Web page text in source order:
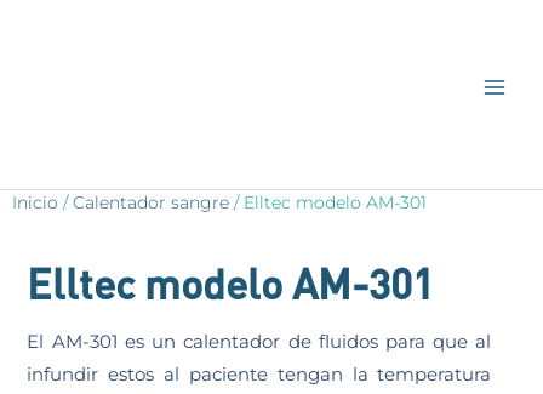
Inicio /Calentador sangre / Elltec modelo AM-301
Elltec modelo AM-301
El AM-301 es un calentador de fluidos para que al
infundir estos al paciente tengan la temperatura